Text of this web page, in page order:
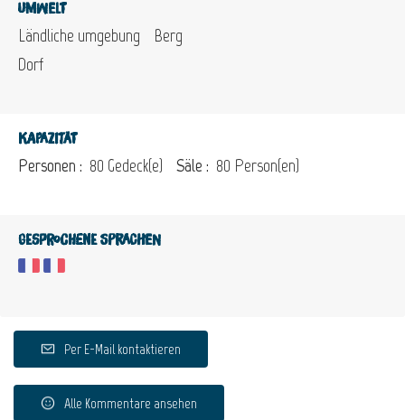
Umwelt
Ländliche umgebung
Berg
Dorf
Kapazität
Personen : 80 Gedeck(e) Säle : 80 Person(en)
Gesprochene Sprachen
Per E-Mail kontaktieren
Alle Kommentare ansehen